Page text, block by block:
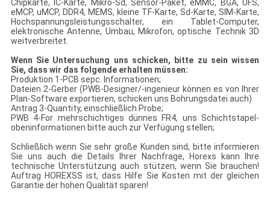
Chipkarte, IC-Karte, Mikro-Sd, Sensor-Paket, eMMC, BGA, UFS,
eMCP, uMCP, DDR4, MEMS, kleine TF-Karte, Sd-Karte, SIM-Karte,
Hochspannungsleistungsschalter, ein Tablet-Computer,
elektronische Antenne, Umbau, Mikrofon, optische Technik 3D
weitverbreitet.
Wenn Sie Untersuchung uns schicken, bitte zu sein wissen
Sie, dass wir das folgende erhalten müssen:
Produktion 1-PCB sepc. Informationen;
Dateien 2-Gerber (PWB-Designer/-ingenieur können es von Ihrer
Plan-Software exportieren, schicken uns Bohrungsdatei auch)
Antrag 3-Quantity, einschließlich Probe;
PWB 4-For mehrschichtiges dünnes FR4, uns Schichtstapel-
obeninformationen bitte auch zur Verfügung stellen;
Schließlich wenn Sie sehr große Kunden sind, bitte informieren
Sie uns auch die Details Ihrer Nachfrage, Horexs kann Ihre
technische Unterstützung auch stützen, wenn Sie brauchen!
Auftrag HOREXSS ist, dass Hilfe Sie Kosten mit der gleichen
Garantie der hohen Qualität sparen!